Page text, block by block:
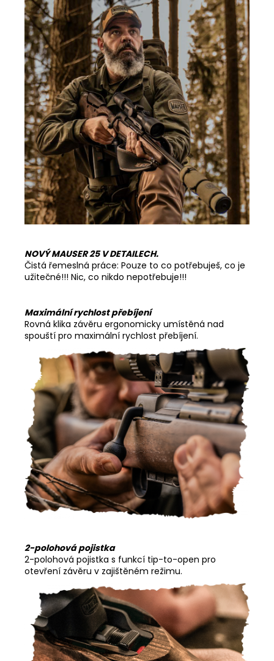
NOVÝ MAUSER 25 V DETAILECH.
Čistá řemeslná práce: Pouze to co potřebuješ, co je
užitečné!!! Nic, co nikdo nepotřebuje!!!
Maximální rychlost přebíjení
Rovná klika závěru ergonomicky umístěná nad
spouští pro maximální rychlost přebíjení.
2-polohová pojistka
2-polohová pojistka s funkcí tip-to-open pro
otevření závěru v zajištěném režimu.